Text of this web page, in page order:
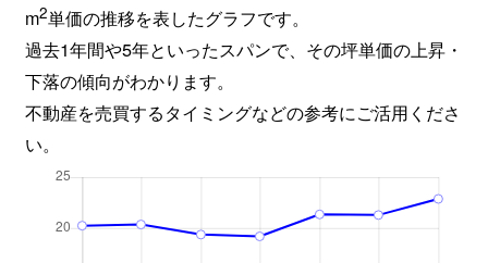
m2単価の推移を表したグラフです。
過去1年間や5年といったスパンで、その坪単価の上昇・
下落の傾向がわかります。
不動産を売買するタイミングなどの参考にご活用くださ
い。